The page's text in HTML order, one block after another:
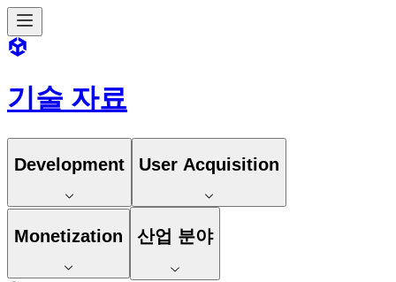
기술 자료
Development User Acquisition
Monetization 산업 분야